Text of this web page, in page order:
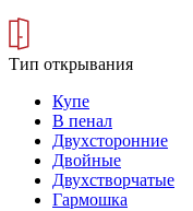
Тип открывания
Купе
В пенал
Двухсторонние
Двойные
Двухстворчатые
Гармошка